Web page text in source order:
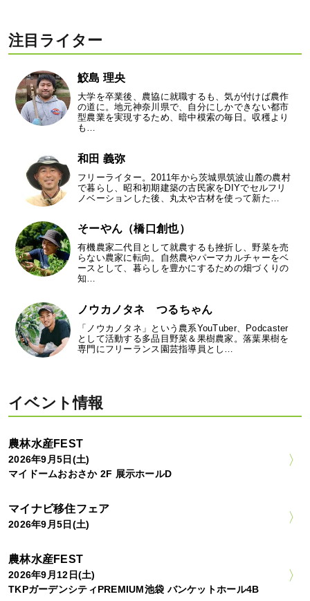
注目ライター
鮫島 理央
大学を卒業後、農協に就職するも、気が付けば農作
の道に。地元神奈川県で、自分にしかできない都市
型農業を実現するため、暗中模索の毎日。収穫より
も…
和田 義弥
フリーライター。2011年から茨城県筑波山麓の農村
で暮らし、昭和初期建築の古民家をDIYでセルフリ
ノベーションした後、丸太や古材を使って新た…
そーやん（橋口創也）
有機農家二代目として就農するも挫折し、野菜を売
らない農家に転向。自然農やパーマカルチャーをベ
ースとして、暮らしを豊かにするための畑づくりの
知…
ノウカノタネ つるちゃん
「ノウカノタネ」という農系YouTuber、Podcaster
として活動する多品目野菜＆果樹農家。落葉果樹を
専門にフリーランス園芸指導員とし…
イベント情報
農林水産FEST
2026年9月5日(土)
マイドームおおさか 2F 展示ホールD
マイナビ移住フェア
2026年9月5日(土)
農林水産FEST
2026年9月12日(土)
TKPガーデンシティPREMIUM池袋 バンケットホール4B